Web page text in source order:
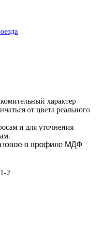
характер
от цвета реального
и для уточнения
в профиле МДФ
2